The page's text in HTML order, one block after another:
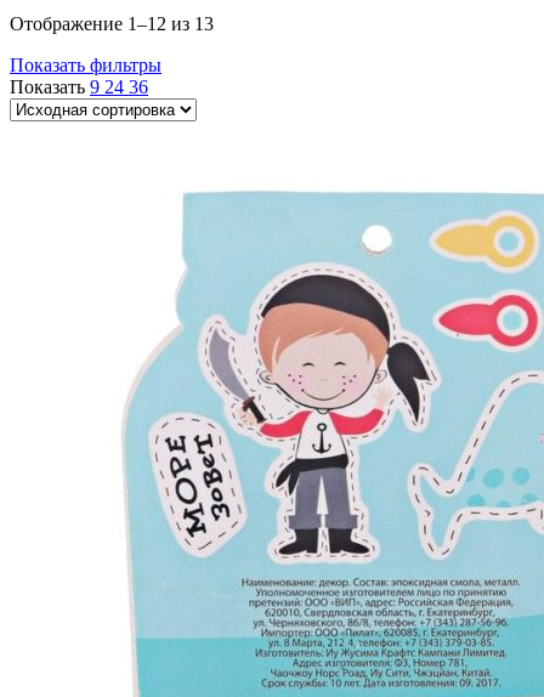
Отображение 1–12 из 13
Показать фильтры
Показать 9 24 36